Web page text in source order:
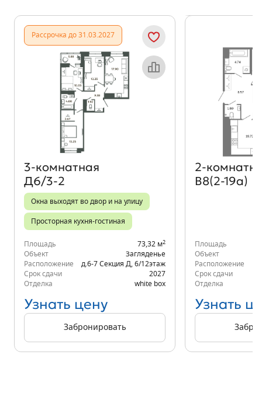
Рассрочка до 31.03.2027
Объект месяца
3‑комнатная
Д6/3-2
Окна выходят во двор и на улицу
Просторная кухня-гостиная
Площадь 73,32 м2
Объект
Загляденье
Расположение
д.6-7 Секция Д 6/12этаж
Срок сдачи
2027
Отделка
white box
Узнать цену
Забронировать
В8(2-19а)
Площадь
Объект
Расположение
Срок сдачи
Отделка
Узнать